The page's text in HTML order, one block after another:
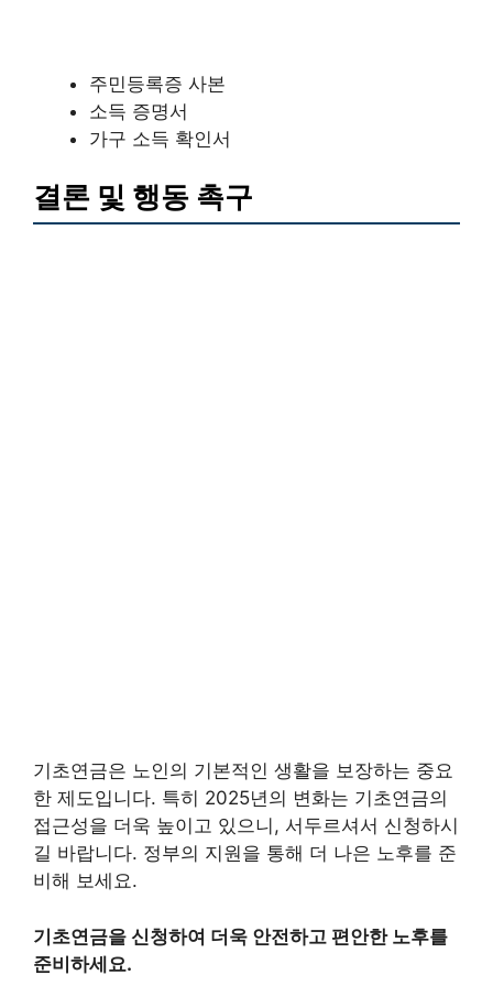
주민등록증 사본
소득 증명서
가구 소득 확인서
결론 및 행동 촉구
기초연금은 노인의 기본적인 생활을 보장하는 중요
한 제도입니다. 특히 2025년의 변화는 기초연금의
접근성을 더욱 높이고 있으니, 서두르셔서 신청하시
길 바랍니다. 정부의 지원을 통해 더 나은 노후를 준
비해 보세요.
기초연금을 신청하여 더욱 안전하고 편안한 노후를
준비하세요.